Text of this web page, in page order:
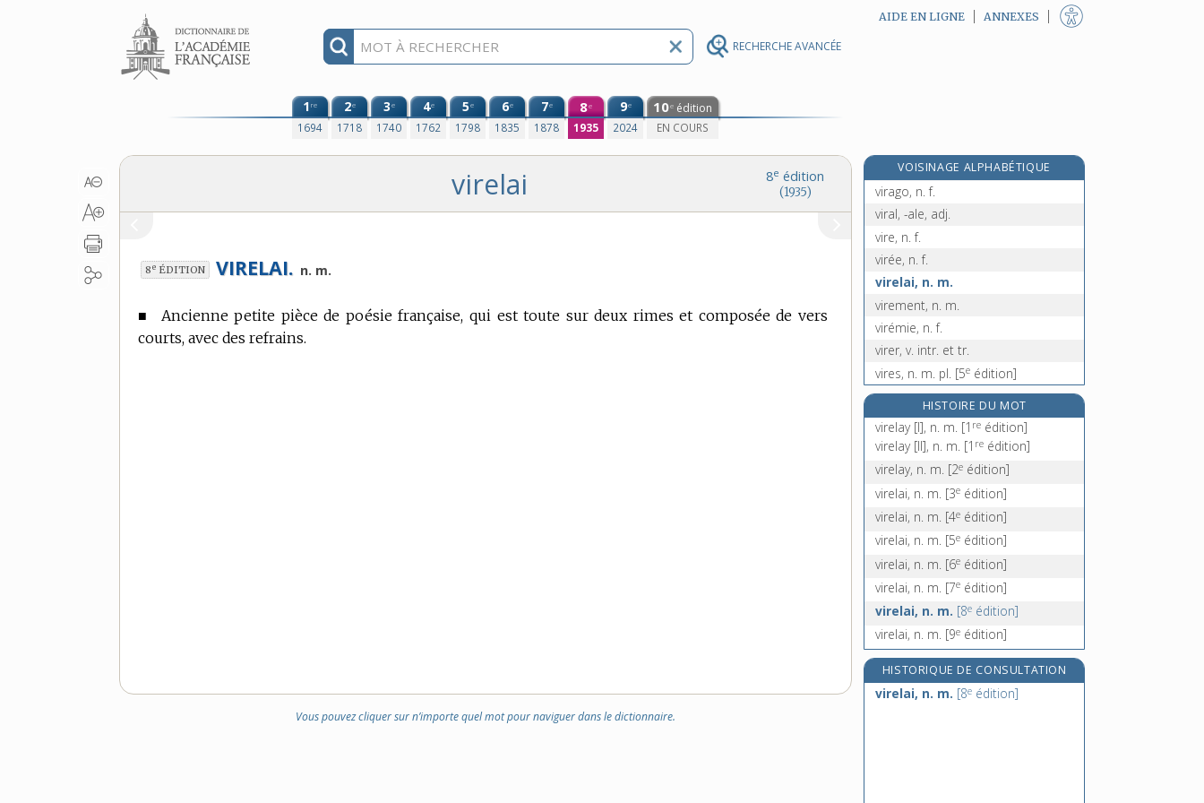
RECHERCHE AVANCÉE
Aller au contenu AIDE EN LIGNE ANNEXES
1re
1694
2e
1718
3e
1740
4e
1762
5e
1798
6e
1835
7e
1878
8e
1935
9e
2024
10e édition
EN COURS
8e édition
(1935)
virelai
8e ÉDITION VIRELAI. n. m.
■ Ancienne petite pièce de poésie française, qui est toute sur deux rimes et composée de vers
courts, avec des refrains.
Vous pouvez cliquer sur n’importe quel mot pour naviguer dans le dictionnaire.
VOISINAGE ALPHABÉTIQUE
virage, n. m.
virago, n. f.
viral, -ale, adj.
vire, n. f.
virée, n. f.
virelai, n. m.
virement, n. m.
virémie, n. f.
virer, v. intr. et tr.
vires, n. m. pl. [5e édition]
virescence, n. f.
vireux, -euse, adj.
virevolte, n. f.
virevolter, v. intr.
virevousse, n. f. [7 édition]
HISTOIRE DU MOT
virelay [I], n. m. [1 re édition]
virelay [II], n. m. [1 re édition]
virelay, n. m. [2e édition]
virelai, n. m. [3e édition]
virelai, n. m. [4e édition]
virelai, n. m. [5e édition]
virelai, n. m. [6e édition]
virelai, n. m. [7e édition]
virelai, n. m. [8e édition]
virelai, n. m. [9e édition]
HISTORIQUE DE CONSULTATION
virelai, n. m. [8e édition]